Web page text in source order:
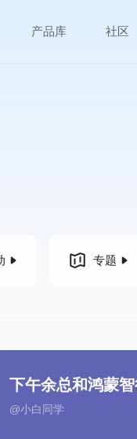
产品库 社区
专题
下午余总和鸿蒙
@小白同学